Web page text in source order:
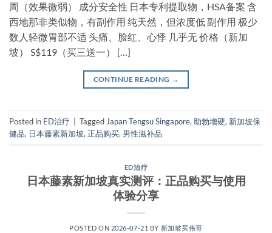
周（效果微弱） 成分安全性 日本专利提取物，HSA备案 含
西地那非类似物，有副作用 纯天然，但浓度低 副作用 极少
数人轻微胃部不适 头痛、脸红、心悸 几乎无 价格（新加
坡） S$119（买三送一） […]
CONTINUE READING →
Posted in ED治疗 Tagged Japan Tengsu Singapore, 助勃增硬, 新加坡保
健品, 日本藤素新加坡, 正品购买, 男性滋补品
ED治疗
日本藤素新加坡真实测评：正品购买与使用
体验分享
POSTED ON 2026-07-21 BY 新加坡买伟哥